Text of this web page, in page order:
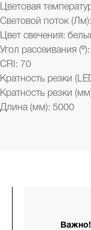
Цветовая
Световой поток
Цвет свечения:
Угол рассеивания
CRI: 70
Кратность резки
Кратность резки
Длина (мм): 5000
Важно!